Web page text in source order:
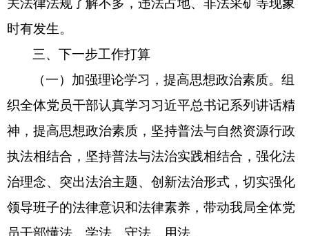
关法律法规了解不多，违法占地、非法采矿等现象
时有发生。
三、下一步工作打算
（一）加强理论学习，提高思想政治素质。组
织全体党员干部认真学习习近平总书记系列讲话精
神，提高思想政治素质， 坚持普法与自然资源行政
执法相结合，坚持普法与法治实践相结合，强化法
治理念、突出法治主题、创新法治形式，切实强化
领导班子的法律意识和法律素养，带动我局全体党
员干部懂法、学法、守法、用法。